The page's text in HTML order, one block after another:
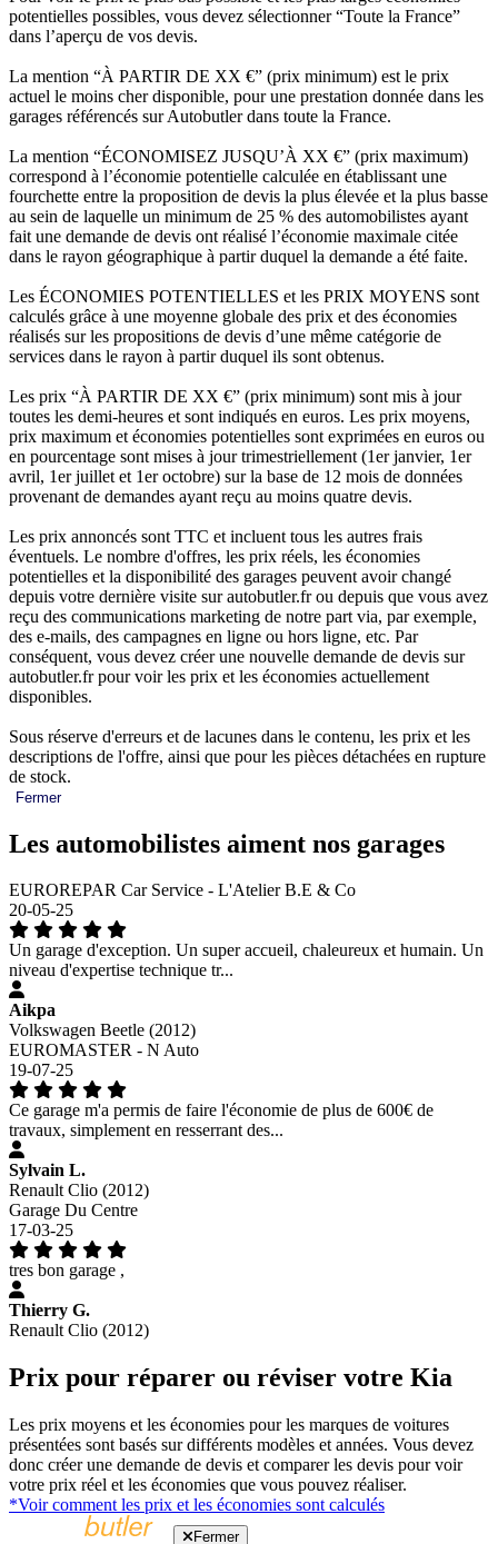
potentielles possibles, vous devez sélectionner “Toute la France”
dans l’aperçu de vos devis.
La mention “À PARTIR DE XX €” (prix minimum) est le prix
actuel le moins cher disponible, pour une prestation donnée dans les
garages référencés sur Autobutler dans toute la France.
La mention “ÉCONOMISEZ JUSQU’À XX €” (prix maximum)
correspond à l’économie potentielle calculée en établissant une
fourchette entre la proposition de devis la plus élevée et la plus basse
au sein de laquelle un minimum de 25 % des automobilistes ayant
fait une demande de devis ont réalisé l’économie maximale citée
dans le rayon géographique à partir duquel la demande a été faite.
Les ÉCONOMIES POTENTIELLES et les PRIX MOYENS sont
calculés grâce à une moyenne globale des prix et des économies
réalisés sur les propositions de devis d’une même catégorie de
services dans le rayon à partir duquel ils sont obtenus.
Les prix “À PARTIR DE XX €” (prix minimum) sont mis à jour
toutes les demi-heures et sont indiqués en euros. Les prix moyens,
prix maximum et économies potentielles sont exprimées en euros ou
en pourcentage sont mises à jour trimestriellement (1er janvier, 1er
avril, 1er juillet et 1er octobre) sur la base de 12 mois de données
provenant de demandes ayant reçu au moins quatre devis.
Les prix annoncés sont TTC et incluent tous les autres frais
éventuels. Le nombre d'offres, les prix réels, les économies
potentielles et la disponibilité des garages peuvent avoir changé
depuis votre dernière visite sur autobutler.fr ou depuis que vous avez
reçu des communications marketing de notre part via, par exemple,
des e-mails, des campagnes en ligne ou hors ligne, etc. Par
conséquent, vous devez créer une nouvelle demande de devis sur
autobutler.fr pour voir les prix et les économies actuellement
disponibles.
Sous réserve d'erreurs et de lacunes dans le contenu, les prix et les
descriptions de l'offre, ainsi que pour les pièces détachées en rupture
de stock.
Fermer
Les automobilistes aiment nos garages
EUROREPAR Car Service - L'Atelier B.E & Co
20-05-25
Un garage d'exception. Un super accueil, chaleureux et humain. Un
niveau d'expertise technique tr...
Aikpa
Volkswagen Beetle (2012)
EUROMASTER - N Auto
19-07-25
Ce garage m'a permis de faire l'économie de plus de 600€ de
travaux, simplement en resserrant des...
Sylvain L.
Renault Clio (2012)
Garage Du Centre
17-03-25
tres bon garage ,
Thierry G.
Renault Clio (2012)
Prix pour réparer ou réviser votre Kia
Les prix moyens et les économies pour les marques de voitures
présentées sont basés sur différents modèles et années. Vous devez
donc créer une demande de devis et comparer les devis pour voir
votre prix réel et les économies que vous pouvez réaliser.
*Voir comment les prix et les économies sont calculés
Fermer